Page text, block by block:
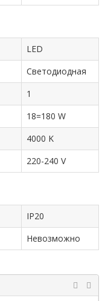
LED
Cветодиодная
1
18=180 W
4000 K
220-240 V
IP20
Невозможно